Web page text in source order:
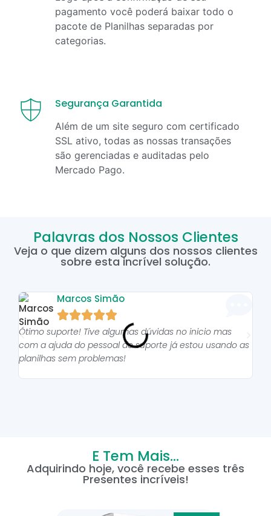
pagamento você poderá baixar todo o
pacote de Planilhas separadas por
categorias.
Segurança Garantida
Além de um site seguro com certificado
SSL ativo, todas as nossas transações
são gerenciadas e auditadas pelo
Mercado Pago.
Palavras dos Nossos Clientes
Veja o que dizem alguns dos nossos clientes
sobre esta incrível solução.
Marcos Simão

Ótimo suporte! Tive algumas dúvidas no inicio mas
com a ajuda do pessoal do suporte já estou usando as
planilhas sem problemas!
E Tem Mais...
Adquirindo hoje, você recebe esses três
Presentes incríveis!